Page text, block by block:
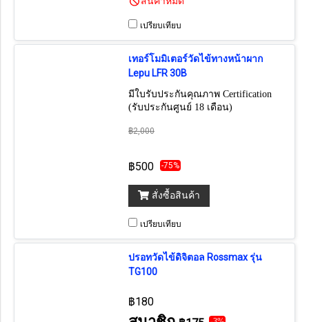
เปรียบเทียบ
เทอร์โมมิเตอร์วัดไข้ทางหน้าผาก
Lepu LFR 30B
มีใบรับประกันคุณภาพ Certification
(รับประกันศูนย์ 18 เดือน)
฿2,000
฿500 -75%
สั่งซื้อสินค้า
เปรียบเทียบ
ปรอทวัดไข้ดิจิตอล Rossmax รุ่น
TG100
฿180